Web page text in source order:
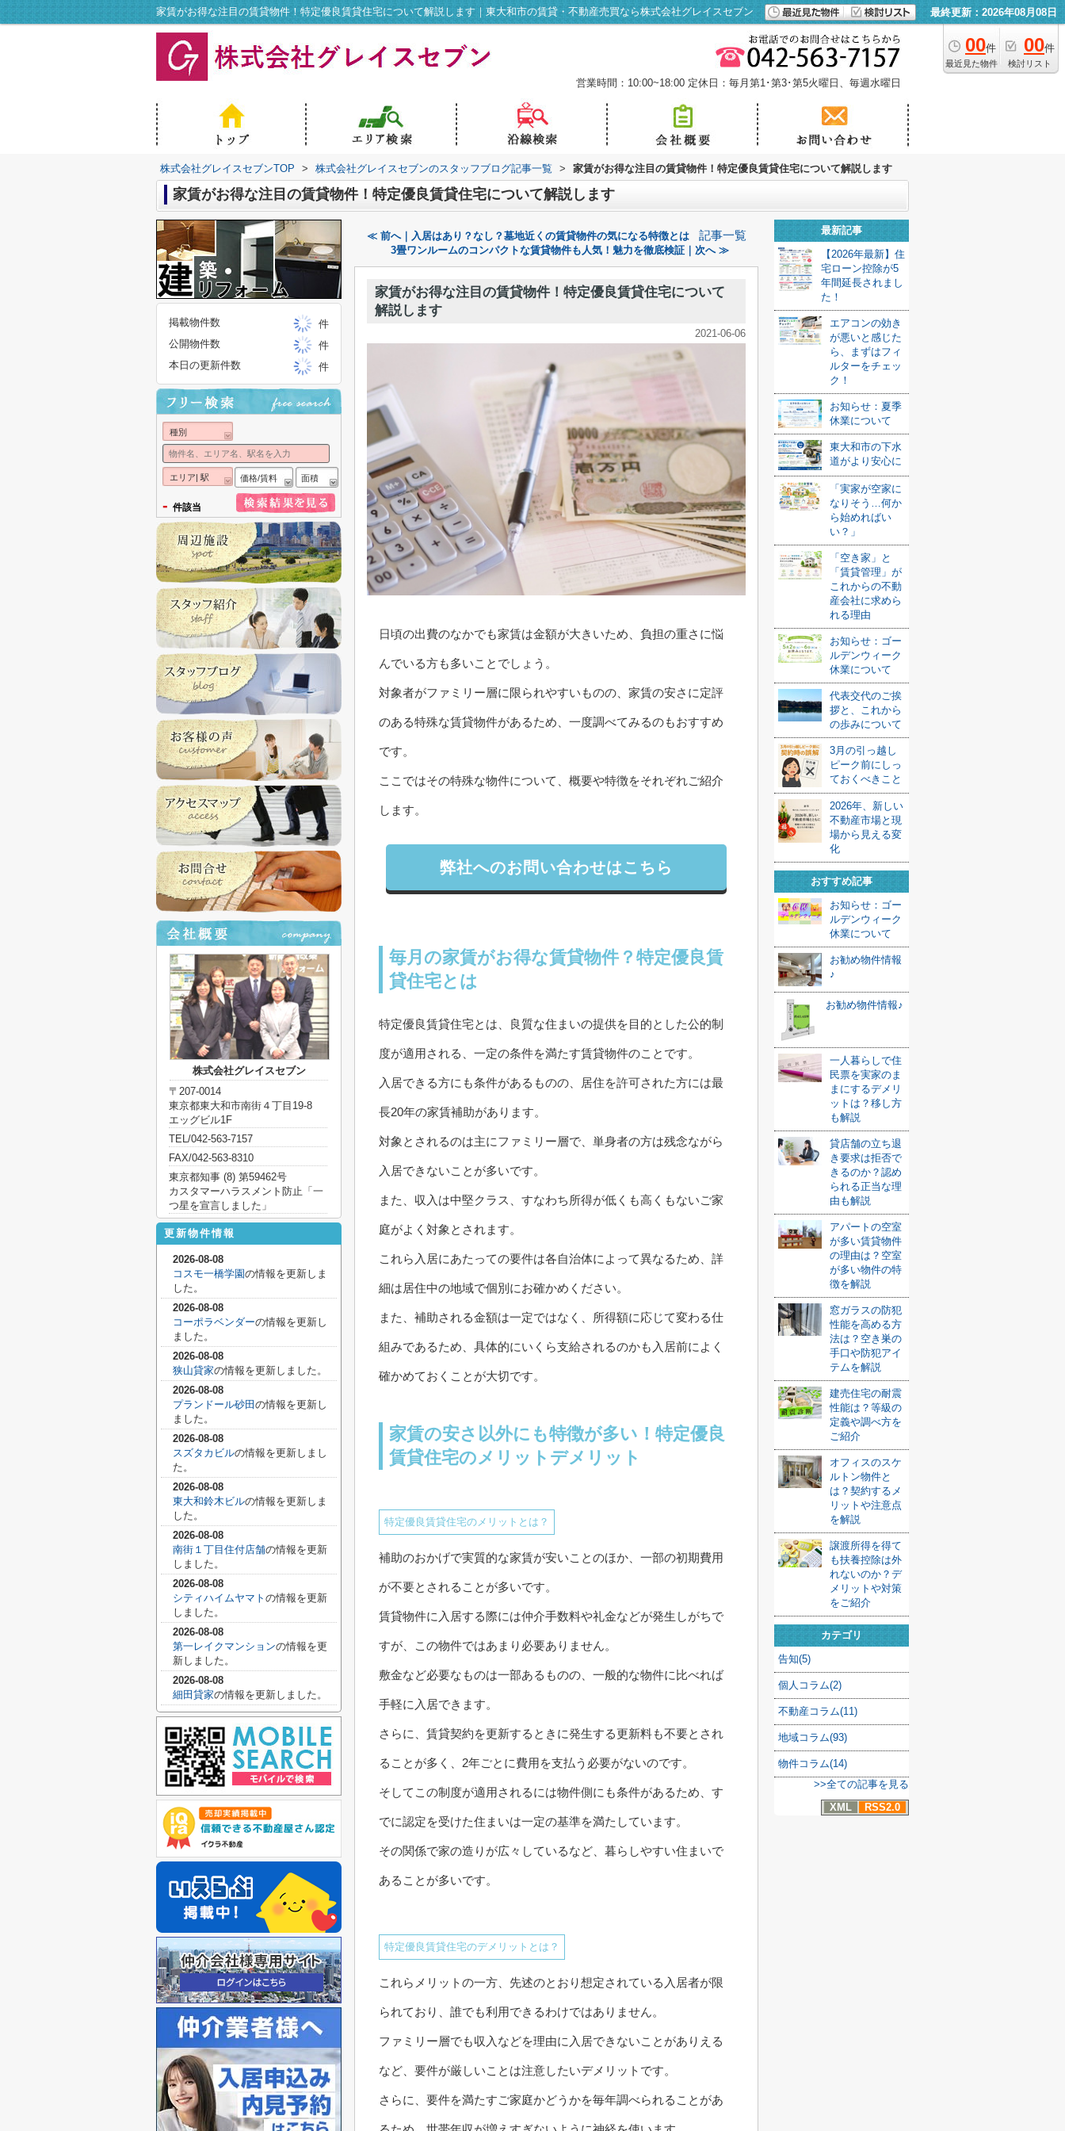
家賃がお得な注目の賃貸物件！特定優良賃貸住宅について解説します｜東大和市の賃貸・不動産売買なら株式会社グレイスセブン 最終更新：2026年08月08日
00件
最近見た物件
00件
検討リスト
営業時間：10:00~18:00 定休日：毎月第1･第3･第5火曜日、毎週水曜日
株式会社グレイスセブンTOP > 株式会社グレイスセブンのスタッフブログ記事一覧 > 家賃がお得な注目の賃貸物件！特定優良賃貸住宅について解説します
家賃がお得な注目の賃貸物件！特定優良賃貸住宅について解説します
≪ 前へ｜入居はあり？なし？墓地近くの賃貸物件の気になる特徴とは 記事一覧
3畳ワンルームのコンパクトな賃貸物件も人気！魅力を徹底検証｜次へ ≫
家賃がお得な注目の賃貸物件！特定優良賃貸住宅について
解説します
2021-06-06
日頃の出費のなかでも家賃は金額が大きいため、負担の重さに悩
んでいる方も多いことでしょう。
対象者がファミリー層に限られやすいものの、家賃の安さに定評
のある特殊な賃貸物件があるため、一度調べてみるのもおすすめ
です。
ここではその特殊な物件について、概要や特徴をそれぞれご紹介
します。
弊社へのお問い合わせはこちら
毎月の家賃がお得な賃貸物件？特定優良賃
貸住宅とは
特定優良賃貸住宅とは、良質な住まいの提供を目的とした公的制
度が適用される、一定の条件を満たす賃貸物件のことです。
入居できる方にも条件があるものの、居住を許可された方には最
長20年の家賃補助があります。
対象とされるのは主にファミリー層で、単身者の方は残念ながら
入居できないことが多いです。
また、収入は中堅クラス、すなわち所得が低くも高くもないご家
庭がよく対象とされます。
これら入居にあたっての要件は各自治体によって異なるため、詳
細は居住中の地域で個別にお確かめください。
また、補助される金額は一定ではなく、所得額に応じて変わる仕
組みであるため、具体的にいくら支給されるのかも入居前によく
確かめておくことが大切です。
家賃の安さ以外にも特徴が多い！特定優良
賃貸住宅のメリットデメリット
特定優良賃貸住宅のメリットとは？
補助のおかげで実質的な家賃が安いことのほか、一部の初期費用
が不要とされることが多いです。
賃貸物件に入居する際には仲介手数料や礼金などが発生しがちで
すが、この物件ではあまり必要ありません。
敷金など必要なものは一部あるものの、一般的な物件に比べれば
手軽に入居できます。
さらに、賃貸契約を更新するときに発生する更新料も不要とされ
ることが多く、2年ごとに費用を支払う必要がないのです。
そしてこの制度が適用されるには物件側にも条件があるため、す
でに認定を受けた住まいは一定の基準を満たしています。
その関係で家の造りが広々しているなど、暮らしやすい住まいで
あることが多いです。
特定優良賃貸住宅のデメリットとは？
これらメリットの一方、先述のとおり想定されている入居者が限
られており、誰でも利用できるわけではありません。
ファミリー層でも収入などを理由に入居できないことがありえる
など、要件が厳しいことは注意したいデメリットです。
さらに、要件を満たすご家庭かどうかを毎年調べられることがあ
最新記事
【2026年最新】住
宅ローン控除が5
年間延長されまし
た！
エアコンの効き
が悪いと感じた
ら、まずはフィ
ルターをチェッ
ク！
お知らせ：夏季
休業について
東大和市の下水
道がより安心に
「実家が空家に
なりそう…何か
ら始めればい
い？」
「空き家」と
「賃貸管理」が
これからの不動
産会社に求めら
れる理由
お知らせ：ゴー
ルデンウィーク
休業について
代表交代のご挨
拶と、これから
の歩みについて
3月の引っ越し
ピーク前にしっ
ておくべきこと
2026年、新しい
不動産市場と現
場から見える変
化
おすすめ記事
お知らせ：ゴー
ルデンウィーク
休業について
お勧め物件情報
♪
お勧め物件情報♪
一人暮らしで住
民票を実家のま
まにするデメリ
ットは？移し方
も解説
貸店舗の立ち退
き要求は拒否で
きるのか？認め
られる正当な理
由も解説
アパートの空室
が多い賃貸物件
の理由は？空室
が多い物件の特
徴を解説
窓ガラスの防犯
性能を高める方
法は？空き巣の
手口や防犯アイ
テムを解説
建売住宅の耐震
性能は？等級の
定義や調べ方を
ご紹介
オフィスのスケ
ルトン物件と
は？契約するメ
リットや注意点
を解説
譲渡所得を得て
も扶養控除は外
れないのか？デ
メリットや対策
をご紹介
カテゴリ
告知(5)
個人コラム(2)
不動産コラム(11)
地域コラム(93)
物件コラム(14)
>>全ての記事を見る
XML
RSS2.0
掲載物件数
件
公開物件数
件
本日の更新件数
件
種別
エリア| 駅 価格/賃料 面積
- 件該当
株式会社グレイスセブン
〒207-0014
東京都東大和市南街４丁目19-8
エッグビル1F
TEL/042-563-7157
FAX/042-563-8310
東京都知事 (8) 第59462号
カスタマーハラスメント防止「一
つ星を宣言しました」
更新物件情報
2026-08-08
コスモ一橋学園の情報を更新しま
した。
2026-08-08
コーポラベンダーの情報を更新し
ました。
2026-08-08
狭山貸家の情報を更新しました。
2026-08-08
プランドール砂田 の情報を更新し
ました。
2026-08-08
スズタカビルの情報を更新しまし
た。
2026-08-08
東大和鈴木ビルの情報を更新しま
した。
2026-08-08
南街１丁目住付店舗の情報を更新
しました。
2026-08-08
シティハイムヤマト の情報を更新
しました。
2026-08-08
第一レイクマンションの情報を更
新しました。
2026-08-08
細田貸家の情報を更新しました。